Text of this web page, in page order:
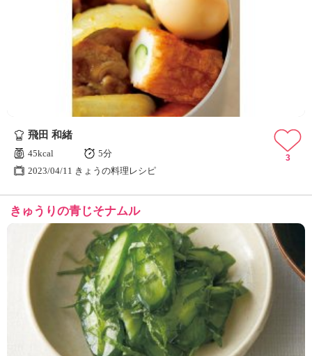
飛田 和緒
45kcal
5分
2023/04/11 きょうの料理レシピ
3
きゅうりの青じそナムル